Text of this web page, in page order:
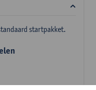
startpakket.